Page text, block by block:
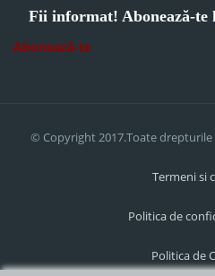
Fii informat! Abonează-te
Abonează-te
© Copyright 2017.Toate
Termeni si
Politica de
Politica de